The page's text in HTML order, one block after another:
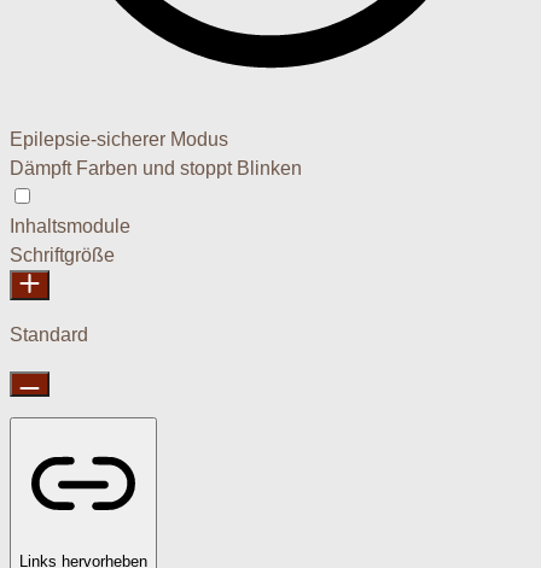
Epilepsie-sicherer Modus
Dämpft Farben und stoppt Blinken
Inhaltsmodule
Schriftgröße
Standard
Links hervorheben